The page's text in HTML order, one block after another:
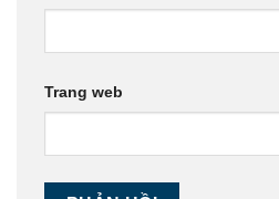
Trang web